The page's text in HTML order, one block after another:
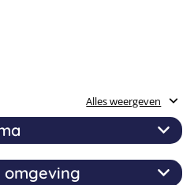
en paarden
Alles weergeven
we jou alle kneepjes van
omgeving